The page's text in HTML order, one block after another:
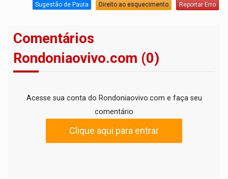
Sugestão de Pauta Direito ao esquecimento Reportar Erro
Comentários
Rondoniaovivo.com (0)
Acesse sua conta do Rondoniaovivo.com e faça seu
comentário
Clique aqui para entrar